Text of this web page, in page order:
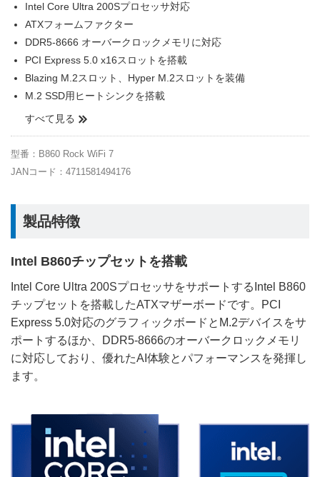
Intel Core Ultra 200Sプロセッサ対応
ATXフォームファクター
DDR5-8666 オーバークロックメモリに対応
PCI Express 5.0 x16スロットを搭載
Blazing M.2スロット、Hyper M.2スロットを装備
M.2 SSD用ヒートシンクを搭載
すべて見る
型番：B860 Rock WiFi 7
JANコード：4711581494176
製品特徴
Intel B860チップセットを搭載
Intel Core Ultra 200SプロセッサをサポートするIntel B860
チップセットを搭載したATXマザーボードです。PCI
Express 5.0対応のグラフィックボードとM.2デバイスをサ
ポートするほか、DDR5-8666のオーバークロックメモリ
に対応しており、優れたAI体験とパフォーマンスを発揮し
ます。